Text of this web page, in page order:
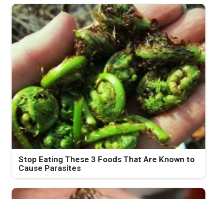
Stop Eating These 3 Foods That Are Known to
Cause Parasites